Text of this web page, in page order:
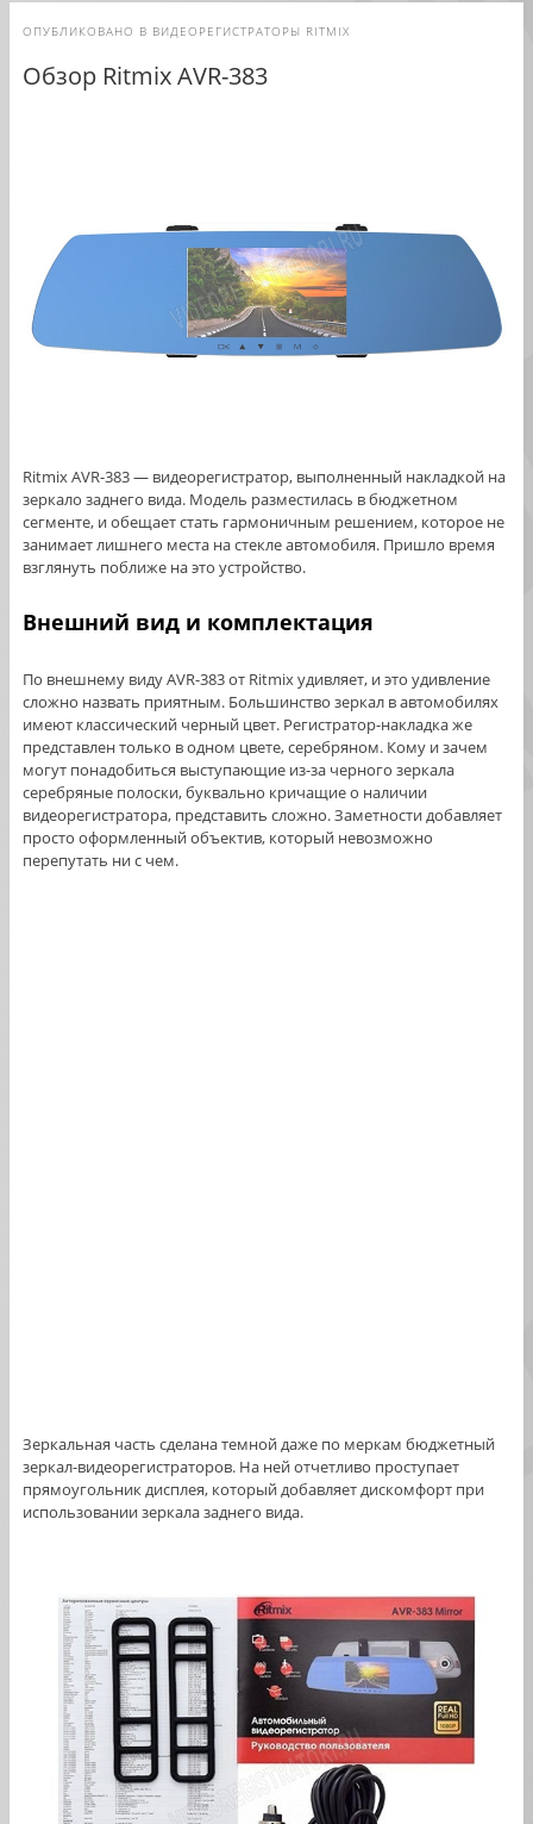
ОПУБЛИКОВАНО В ВИДЕОРЕГИСТРАТОРЫ RITMIX
Обзор Ritmix AVR-383
Ritmix AVR-383 — видеорегистратор, выполненный накладкой на
зеркало заднего вида. Модель разместилась в бюджетном
сегменте, и обещает стать гармоничным решением, которое не
занимает лишнего места на стекле автомобиля. Пришло время
взглянуть поближе на это устройство.
Внешний вид и комплектация
По внешнему виду AVR-383 от Ritmix удивляет, и это удивление
сложно назвать приятным. Большинство зеркал в автомобилях
имеют классический черный цвет. Регистратор-накладка же
представлен только в одном цвете, серебряном. Кому и зачем
могут понадобиться выступающие из-за черного зеркала
серебряные полоски, буквально кричащие о наличии
видеорегистратора, представить сложно. Заметности добавляет
просто оформленный объектив, который невозможно
перепутать ни с чем.
Зеркальная часть сделана темной даже по меркам бюджетный
зеркал-видеорегистраторов. На ней отчетливо проступает
прямоугольник дисплея, который добавляет дискомфорт при
использовании зеркала заднего вида.